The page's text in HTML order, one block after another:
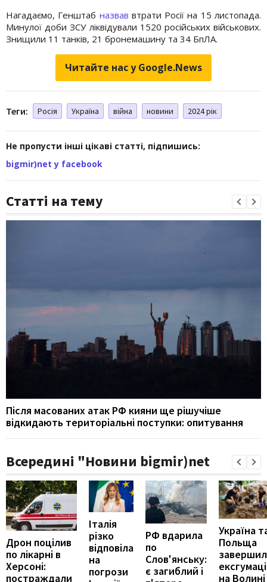
Нагадаємо, Генштаб назвав втрати Росії на 15 листопада.
Минулої доби ЗСУ ліквідували 1520 російських військових.
Знищили 11 танків, 21 бронемашину та 34 БпЛА.
Читайте нас у Google.News
Теги: Росія Україна війна новини 2024 рік
Не пропусти інші цікаві статті, підпишись:
bigmir)net у facebook
Статті на тему
Після масованих атак РФ кияни ще рішучіше
відкидають територіальні поступки: опитування
Всередині "Новини bigmir)net
Дрон поцілив
по лікарні в
Херсоні:
постраждали
Італія
різко
відповіла
на
погрози
РФ вдарила
по
Слов'янську:
є загиблий і
Україна
Польща
на Волині